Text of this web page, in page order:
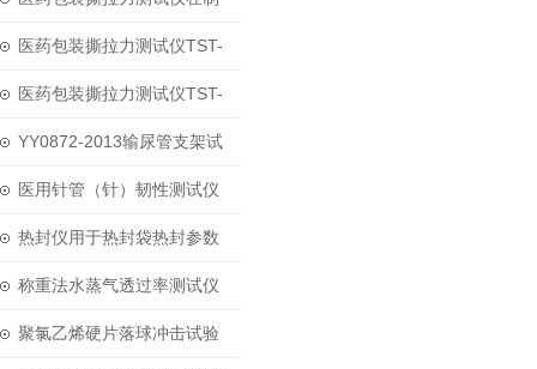
药医疗行业的应用
医药包装撕拉力测试仪TST-
01H主要参数
医药包装撕拉力测试仪TST-
01H操作指南
YY0872-2013输尿管支架试
验方法及相关检测设备
医用针管（针）韧性测试仪
MTT-01主要参数
热封仪用于热封袋热封参数
的检测
称重法水蒸气透过率测试仪
WVTR-W3产品介绍
聚氯乙烯硬片落球冲击试验